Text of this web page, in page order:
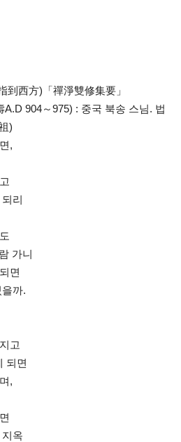
到西方)「禪淨雙修集要」
904～975) : 중국 북송 스님. 법
)
,
리
가니
면
까.
고
되면
,
옥